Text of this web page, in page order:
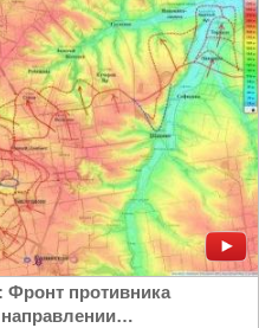
Фронт противника